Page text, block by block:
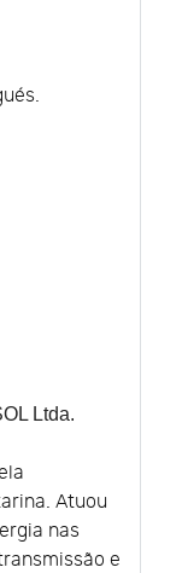
Ltda.
Atuou
nas
e